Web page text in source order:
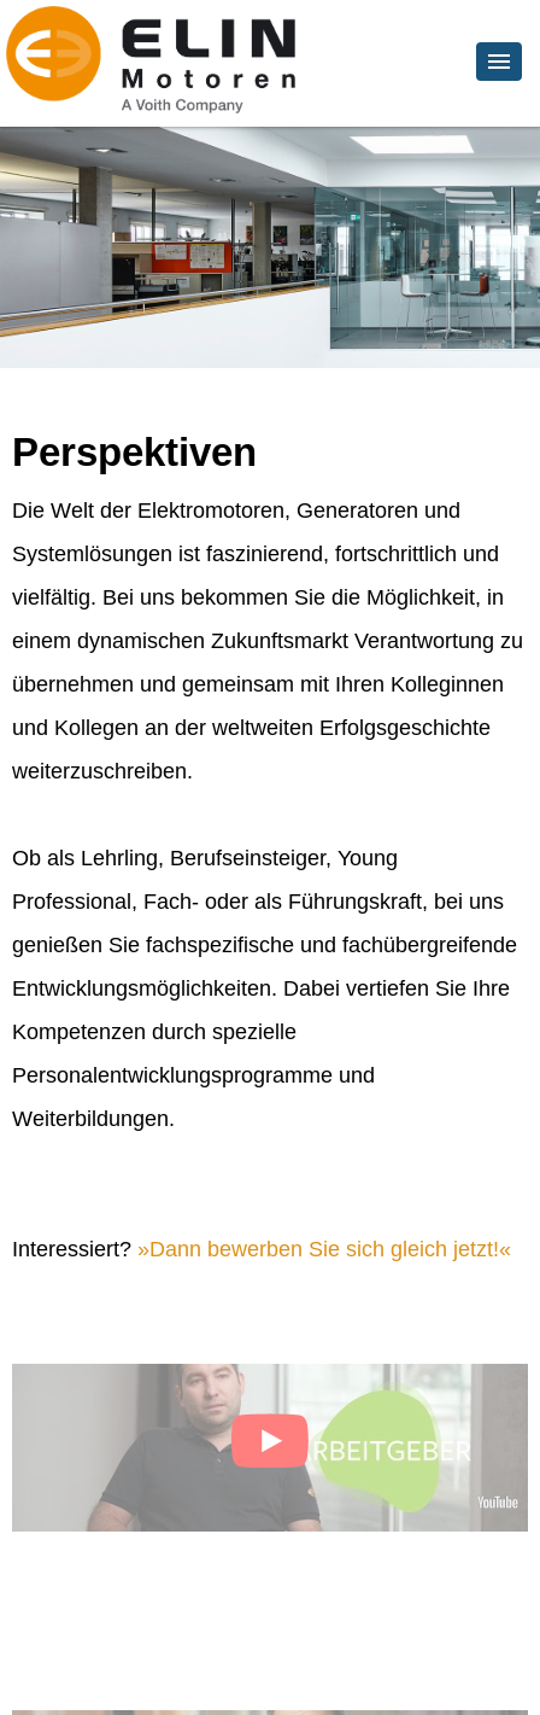
Perspektiven
Die Welt der Elektromotoren, Generatoren und
Systemlösungen ist faszinierend, fortschrittlich und
vielfältig. Bei uns bekommen Sie die Möglichkeit, in
einem dynamischen Zukunftsmarkt Verantwortung zu
übernehmen und gemeinsam mit Ihren Kolleginnen
und Kollegen an der weltweiten Erfolgsgeschichte
weiterzuschreiben.
Ob als Lehrling, Berufseinsteiger, Young
Professional, Fach- oder als Führungskraft, bei uns
genießen Sie fachspezifische und fachübergreifende
Entwicklungsmöglichkeiten. Dabei vertiefen Sie Ihre
Kompetenzen durch spezielle
Personalentwicklungsprogramme und
Weiterbildungen.
Interessiert? Dann bewerben Sie sich gleich jetzt!